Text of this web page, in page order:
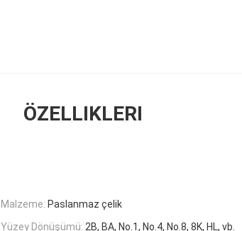
ÖZELLIKLERI
Malzeme: Paslanmaz çelik
Yüzey Dönüşümü: 2B, BA, No.1, No.4, No.8, 8K, HL, vb.